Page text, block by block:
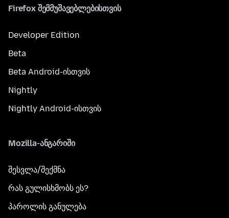
Firefox შემმუშავებლებისთვის
Developer Edition
Beta
Beta Android-ისთვის
Nightly
Nightly Android-ისთვის
Mozilla-ანგარიში
შესვლა/შექმნა
რას გულისხმობს ეს?
პაროლის განულება